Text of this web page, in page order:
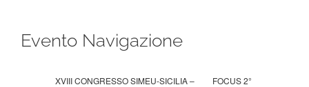
Evento Navigazione
XVIII CONGRESSO SIMEU-SICILIA –
FOCUS 2°